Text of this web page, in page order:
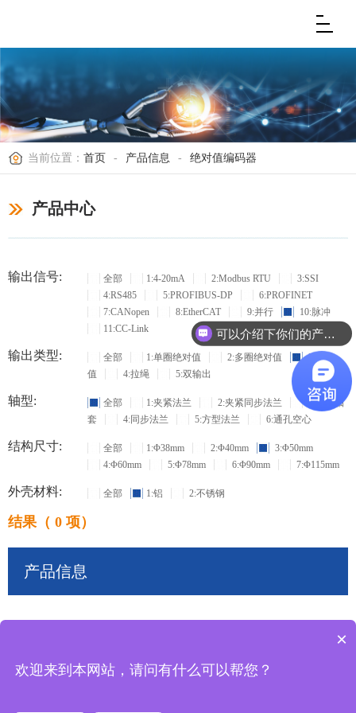
当前位置： 首页 - 产品信息 - 绝对值编码器
产品中心
输出信号: 全部 1:4-20mA 2:Modbus RTU
3:SSI
4:RS485
5:PROFIBUS-DP
6:PROFINET
7:CANopen
8:EtherCAT 9:并行
10:脉冲
11:CC-Link
输出类型: 全部 1:单圈绝对值 2:多圈绝对值
3:增量
值
4:拉绳 5:双输出
轴型: 全部 1:夹紧法兰 2:夹紧同步法兰
3:盲孔轴
套
4:同步法兰 5:方型法兰 6:通孔空心
结构尺寸: 全部 1:Φ38mm 2:Φ40mm
3:Φ50mm
4:Φ60mm
5:Φ78mm 6:Φ90mm 7:Φ115mm
外壳材料: 全部 1:铝 2:不锈钢
结果（ 0 项）
产品信息
可以介绍下你们的产品么？
×
欢迎来到本网站，请问有什么可以帮您？